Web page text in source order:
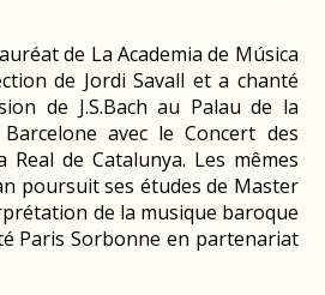
de La Academia de Música
de Jordi Savall et a chanté
de J.S.Bach au Palau de la
avec le Concert des
Real de Catalunya. Les mêmes
poursuit ses études de Master
de la musique baroque
Paris Sorbonne en partenariat